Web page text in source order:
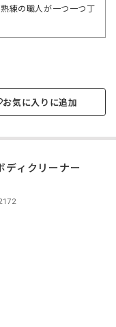
練の職人が一つ一つ丁
お気に入りに追加
ディクリーナー